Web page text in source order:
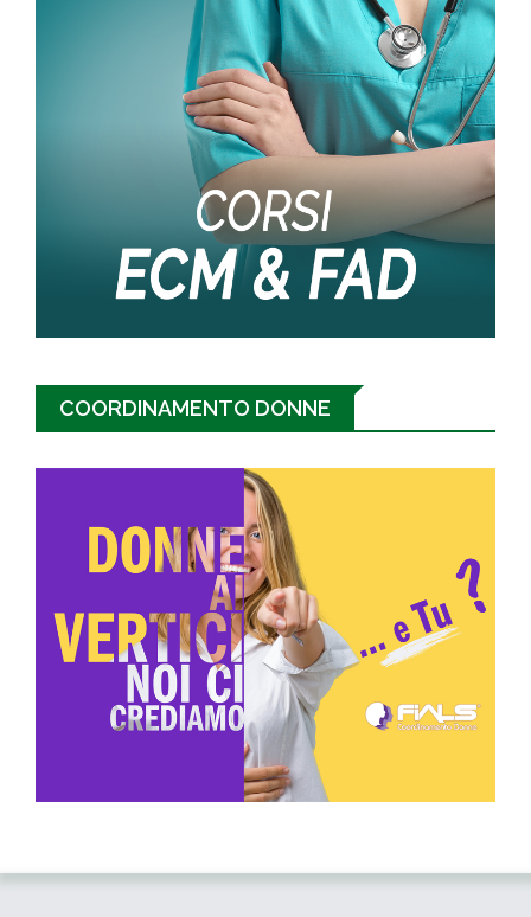
COORDINAMENTO DONNE